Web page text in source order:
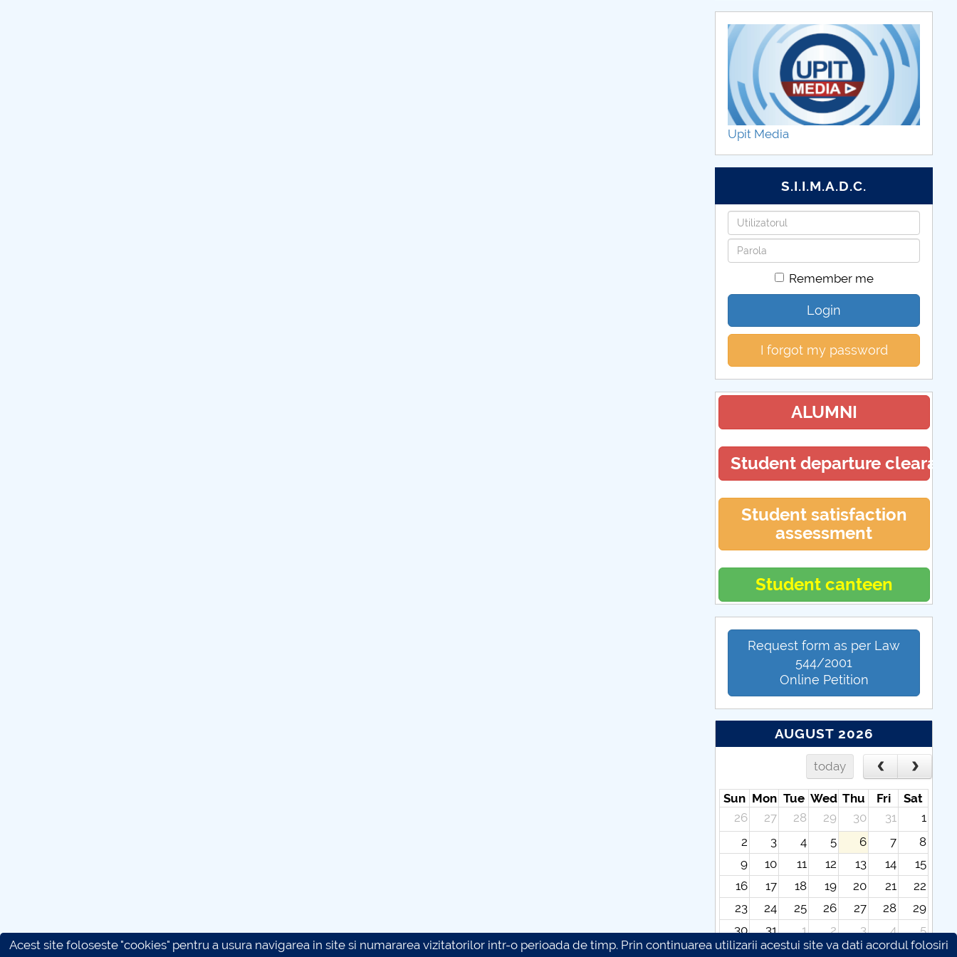
Upit Media
S.I.I.M.A.D.C.
Username
Password
Remember me
Login
I forgot my password
ALUMNI
Student departure
Student satisfaction
assessment
Student canteen
Request form as per Law
544/2001
Online Petition
AUGUST 2026
today
Sun Mon Tue Wed Thu Fri
Sat
26
27 28 29 30 31
1
2
3 4 5 6 7
8
9
10 11 12 13 14
15
16
17 18 19 20 21
22
23
24 25 26 27 28
29
30
31 1 2 3 4
5
Acest site foloseste "cookies" pentru a usura navigarea in site si numararea vizitatorilor intr-o perioada de timp. Prin continuarea utilizarii acestui site va dati acordul folosiri